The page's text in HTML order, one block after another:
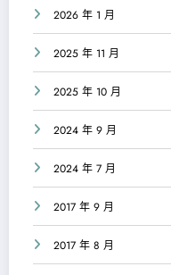
2026 年 1 月
2025 年 11 月
2025 年 10 月
2024 年 9 月
2024 年 7 月
2017 年 9 月
2017 年 8 月